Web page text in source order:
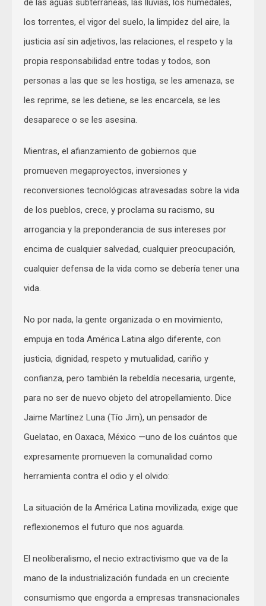
de las aguas subterráneas, las lluvias, los humedales,
los torrentes, el vigor del suelo, la limpidez del aire, la
justicia así sin adjetivos, las relaciones, el respeto y la
propia responsabilidad entre todas y todos, son
personas a las que se les hostiga, se les amenaza, se
les reprime, se les detiene, se les encarcela, se les
desaparece o se les asesina.
Mientras, el afianzamiento de gobiernos que
promueven megaproyectos, inversiones y
reconversiones tecnológicas atravesadas sobre la vida
de los pueblos, crece, y proclama su racismo, su
arrogancia y la preponderancia de sus intereses por
encima de cualquier salvedad, cualquier preocupación,
cualquier defensa de la vida como se debería tener una
vida.
No por nada, la gente organizada o en movimiento,
empuja en toda América Latina algo diferente, con
justicia, dignidad, respeto y mutualidad, cariño y
confianza, pero también la rebeldía necesaria, urgente,
para no ser de nuevo objeto del atropellamiento. Dice
Jaime Martínez Luna (Tío Jim), un pensador de
Guelatao, en Oaxaca, México —uno de los cuántos que
expresamente promueven la comunalidad como
herramienta contra el odio y el olvido:
La situación de la América Latina movilizada, exige que
reflexionemos el futuro que nos aguarda.
El neoliberalismo, el necio extractivismo que va de la
mano de la industrialización fundada en un creciente
consumismo que engorda a empresas transnacionales